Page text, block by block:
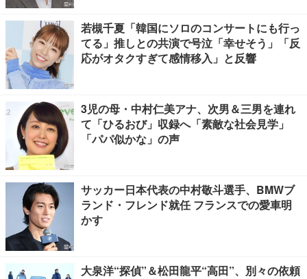
若槻千夏「韓国にソロのコンサートにも行っ
てる」推しとの共演で号泣「幸せそう」「反
応がオタクすぎて感情移入」と反響
3児の母・中村仁美アナ、次男＆三男を連れ
て「ひるおび」収録へ「素敵な社会見学」
「パパ似かな」の声
サッカー日本代表の中村敬斗選手、BMWブ
ランド・フレンド就任 フランスでの愛車明
かす
大泉洋“探偵”＆松田龍平“高田”、別々の依頼